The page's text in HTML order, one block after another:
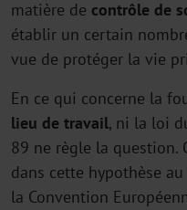
matière de contrôle de
établir un certain
vue de protéger la vie
En ce qui concerne la
lieu de travail, ni la loi
89 ne règle la question.
dans cette hypothèse
la Convention